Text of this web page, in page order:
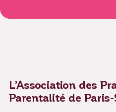
L’Association des
Parentalité de